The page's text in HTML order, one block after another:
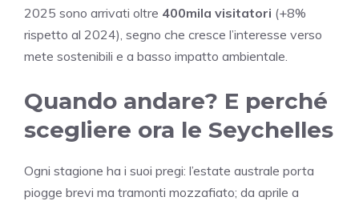
2025 sono arrivati oltre 400mila visitatori (+8%
rispetto al 2024), segno che cresce l’interesse verso
mete sostenibili e a basso impatto ambientale.
Quando andare? E perché
scegliere ora le Seychelles
Ogni stagione ha i suoi pregi: l’estate australe porta
piogge brevi ma tramonti mozzafiato; da aprile a